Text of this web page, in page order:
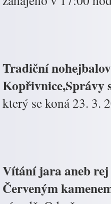
Tradiční
Kopřivnice,Správy
který se koná 23. 3.
Vítání jara aneb rej
Červeným